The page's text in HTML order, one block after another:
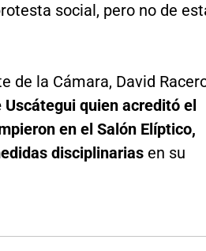
social, pero no de
de la Cámara, David
quien acreditó el
en el Salón Elíptico,
disciplinariasen su